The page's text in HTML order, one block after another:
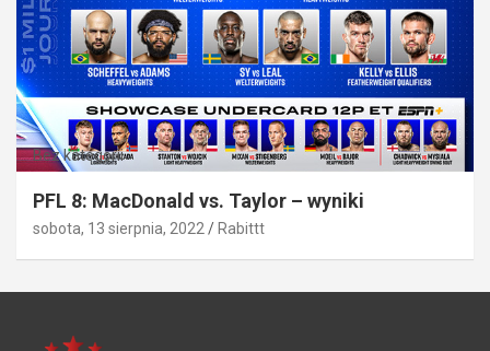
Bez kategorii
PFL 8: MacDonald vs. Taylor – wyniki
sobota, 13 sierpnia, 2022 Rabittt